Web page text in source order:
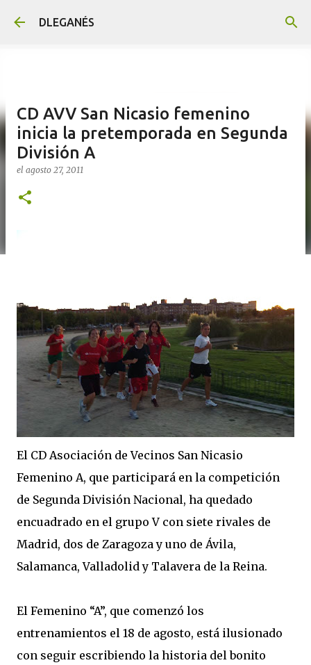
DLEGANÉS
CD AVV San Nicasio femenino
inicia la pretemporada en Segunda
División A
el agosto 27, 2011
El CD Asociación de Vecinos San Nicasio
Femenino A, que participará en la competición
de Segunda División Nacional, ha quedado
encuadrado en el grupo V con siete rivales de
Madrid, dos de Zaragoza y uno de Ávila,
Salamanca, Valladolid y Talavera de la Reina.
El Femenino “A”, que comenzó los
entrenamientos el 18 de agosto, está ilusionado
con seguir escribiendo la historia del bonito